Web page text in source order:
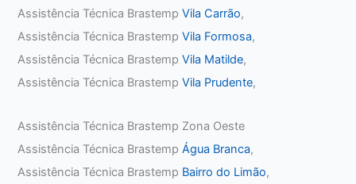
Assistência Técnica BrastempVila Carrão,
Assistência Técnica BrastempVila Formosa,
Assistência Técnica BrastempVila Matilde,
Assistência Técnica BrastempVila Prudente,
Assistência Técnica Brastemp Zona Oeste
Assistência Técnica BrastempÁgua Branca,
Assistência Técnica Brastemp Bairro do Limão,